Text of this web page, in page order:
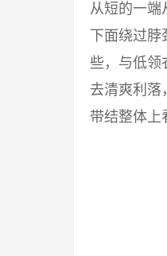
从短的一端
下面绕过
些，与低领
去清爽利落
带结整体上